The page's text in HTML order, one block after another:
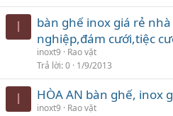
I
bàn ghế inox giá rẻ
nghiệp,đám cưới,tiệc
inoxt9
Rao vặt
Trả lời 0 1/9/2013
I HÒA AN bàn ghế, inox
inoxt9
Rao vặt